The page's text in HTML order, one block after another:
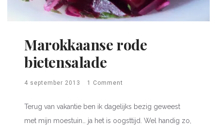
Marokkaanse rode
bietensalade
4 september 2013 1 Comment
Terug van vakantie ben ik dagelijks bezig geweest
met mijn moestuin… ja het is oogsttijd. Wel handig zo,